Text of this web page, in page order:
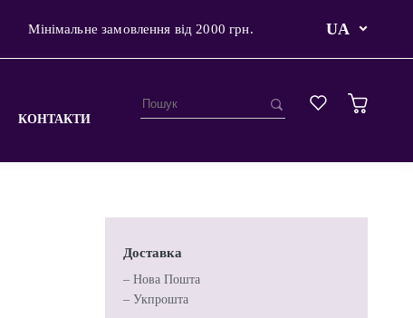
Мінімальне замовлення від 2000 грн. UA
КОНТАКТИ
Доставка
– Нова Пошта
– Укпрошта